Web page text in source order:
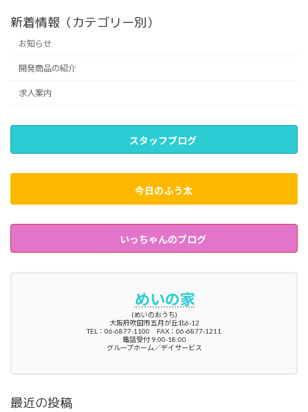
新着情報（カテゴリー別）
お知らせ
開発商品の紹介
求人案内
スタッフブログ
今日のふう太
いっちゃんのブログ
めいの家
(めいのおうち)
大阪府吹田市五月が丘北6-12
TEL：06-6877-1100 FAX：06-6877-1211
電話受付 9:00-18:00
グループホーム／デイサービス
最近の投稿